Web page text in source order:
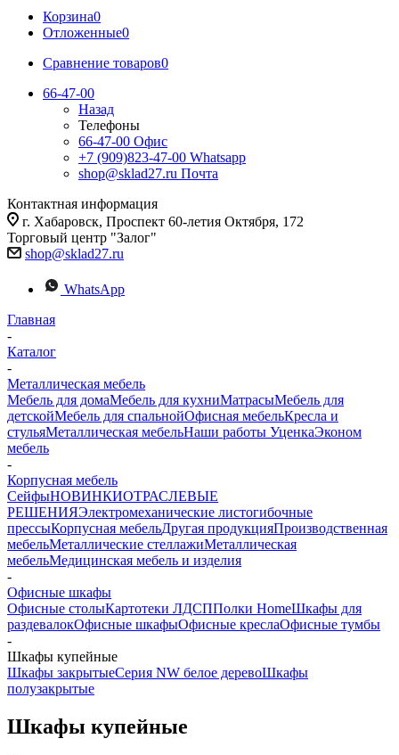
Корзина0
Отложенные0
Сравнение товаров0
66-47-00
Назад
Телефоны
66-47-00 Офис
+7 (909)823-47-00 Whatsapp
shop@sklad27.ru Почта
Контактная информация
г. Хабаровск, Проспект 60-летия Октября, 172
Торговый центр "Залог"
shop@sklad27.ru
WhatsApp
Главная
-
Каталог
-
Металлическая мебель
Мебель для домаМебель для кухниМатраcыМебель для
детскойМебель для спальнойОфисная мебельКресла и
стульяМеталлическая мебельНаши работы УценкаЭконом
мебель
-
Корпусная мебель
СейфыНОВИНКИОТРАСЛЕВЫЕ
РЕШЕНИЯЭлектромеханические листогибочные
прессыКорпусная мебельДругая продукцияПроизводственная
мебельМеталлические стеллажиМеталлическая
мебельМедицинская мебель и изделия
-
Офисные шкафы
Офисные столыКартотеки ЛДСППолки HomeШкафы для
раздевалокОфисные шкафыОфисные креслаОфисные тумбы
-
Шкафы купейные
Шкафы закрытыеСерия NW белое деревоШкафы
полузакрытые
Шкафы купейные